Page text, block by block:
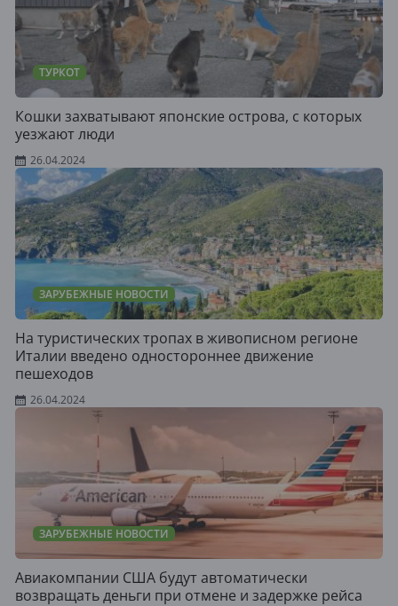
ТУРКОТ
Кошки захватывают японские острова, с которых
уезжают люди
26.04.2024
ЗАРУБЕЖНЫЕ НОВОСТИ
На туристических тропах в живописном регионе
Италии введено одностороннее движение
пешеходов
26.04.2024
ЗАРУБЕЖНЫЕ НОВОСТИ
Авиакомпании США будут автоматически
возвращать деньги при отмене и задержке рейса